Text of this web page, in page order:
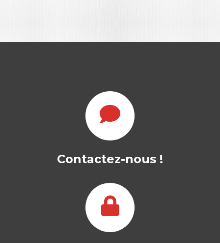
LA CRÉATION DE
CONNAISSANCE
PAR LES…
-- OUVRAGE LABELLISÉ FNEGE 2016 --
Ce livre s’inscrit dans le développement
29,00
Contactez-nous !